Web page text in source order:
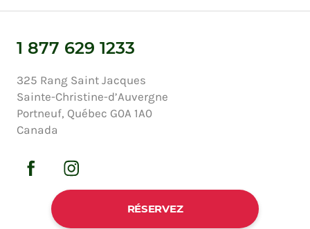
RÉSERVEZ
1 877 629 1233
325 Rang Saint Jacques
Sainte-Christine-d’Auvergne
Portneuf, Québec G0A 1A0
Canada
Politique de protection de la vie privée
Tous droits réservés © Copyright Au Chalet en Bois Rond 2026